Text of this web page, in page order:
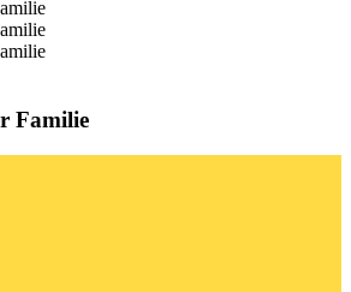
Familie